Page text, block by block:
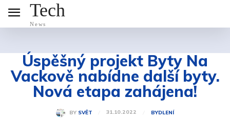
Tech
News
Úspěšný projekt Byty Na
Vackově nabídne další byty.
Nová etapa zahájena!
BY SVĚT 31.10.2022 BYDLENÍ